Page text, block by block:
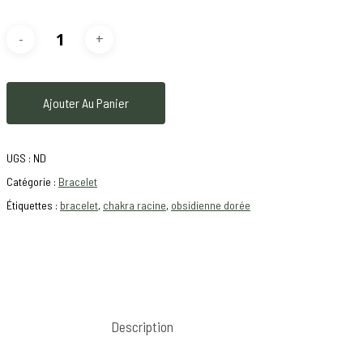
Ajouter Au Panier
UGS : ND
Catégorie : Bracelet
Étiquettes : bracelet, chakra racine, obsidienne dorée
Description